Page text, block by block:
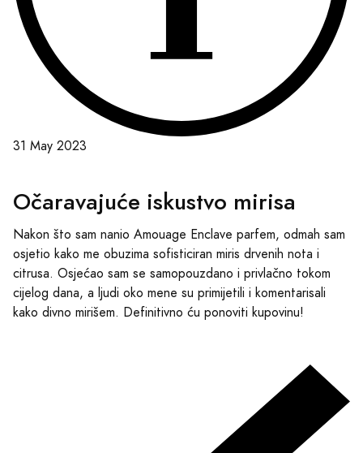
31 May 2023
Očaravajuće iskustvo mirisa
Nakon što sam nanio Amouage Enclave parfem, odmah sam
osjetio kako me obuzima sofisticiran miris drvenih nota i
citrusa. Osjećao sam se samopouzdano i privlačno tokom
cijelog dana, a ljudi oko mene su primijetili i komentarisali
kako divno mirišem. Definitivno ću ponoviti kupovinu!